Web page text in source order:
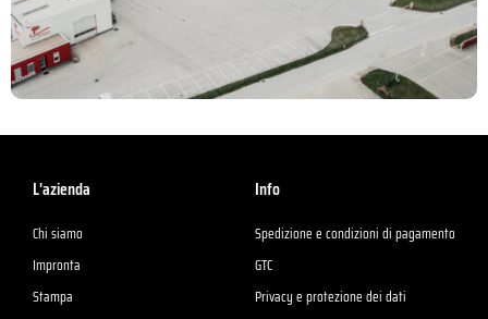
L'azienda
Chi siamo
Impronta
Stampa
Info
Spedizione e condizioni di pagamento
GTC
Privacy e protezione dei dati